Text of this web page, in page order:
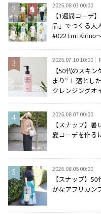
2026.08.03 00:00
【1週間コーデ
品」でつくる大
#022 Emi Kirino
2026.07.10 10:00
【50代のスキ
まり“！ 落とし
クレンジングオ
2026.08.07 00:00
【スナップ】
夏コーデを作る
2026.08.05 00:00
【スナップ】
かなアフリカン